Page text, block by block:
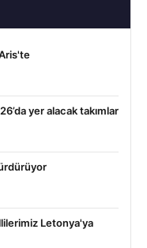
yer alacak takımlar
Letonya'ya